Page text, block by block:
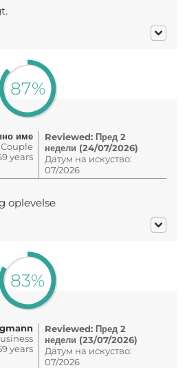
87%
име
Couple
years
Reviewed: Пред 2
недели (24/07/2026)
Датум на искуство:
07/2026
oplevelse
83%
years
Reviewed: Пред 2
недели (23/07/2026)
Датум на искуство:
07/2026